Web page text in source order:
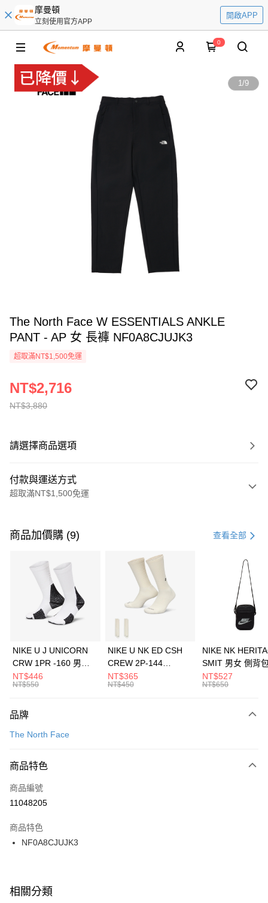
摩曼頓
立刻使用官方APP
開啟APP
0
1/9
The North Face W ESSENTIALS ANKLE
PANT - AP 女 長褲 NF0A8CJUJK3
超取滿NT$1,500免運
NT$3,880
NT$2,716
請選擇商品選項
付款與運送方式
超取滿NT$1,500免運
信用卡一次付款
3 期 0 利率 每期 21家銀行
合作金庫商業銀行
第一商業銀行
華南商業銀行
彰化商業銀行
上海商業儲蓄銀行
元大商業銀行
台灣樂天信用卡公司
Apple Pay
全盈+PAY
AFTEE先享後付
【關於「AFTEE先享後付」】
便利好安心！
３．安心：先確認商品／服務後，再付款。
【「AFTEE先享後付」結帳流程】
１．於結帳方式選擇「AFTEE先享後付」後，將跳轉至「AFTEE先享後付」
２．訂單成立數日內，您將收到繳費通知簡訊。
３．收到繳費通知簡訊後14天內，點擊此簡訊中的連結，可透過四大超商／
ATM／網路銀行／等多元方式進行付款，方視為交易完成。
※ 交易是否成功請以「AFTEE先享後付 」之結帳頁面顯示為準，若有關於
是否繳費成功／繳費後需取消欲退款等相關疑問，請聯繫「AFTEE先享後付
運送方式
每筆NT$100，滿NT$1,500(含以上)免運費
宅配
每筆NT$100，滿NT$1,500(含以上)免運費
付款後門市自取
每筆NT$100，滿NT$1,500(含以上)免運費
商品加價購 (9) 查看全部
NIKE U J UNICORN
CRW 1PR -160 男女
中統襪 FZ3393100
NT$446
NT$550
NIKE U NK ED CSH
CREW 2P-144
EMBRDY 男女 短統襪
FZ3073133
NT$365
NT$450
NIKE NK
SMIT 男女 側背
BA5871010
NT$527
NT$650
品牌
The North Face
商品特色
商品編號
11048205
商品特色
NF0A8CJUJK3
相關分類